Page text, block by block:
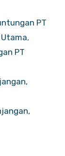
PT
,
PT